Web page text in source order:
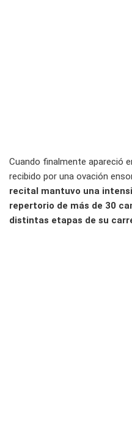
Cuando finalmente apareció
recibido por una ovación
recital mantuvo una
repertorio de más de 30
distintas etapas de su